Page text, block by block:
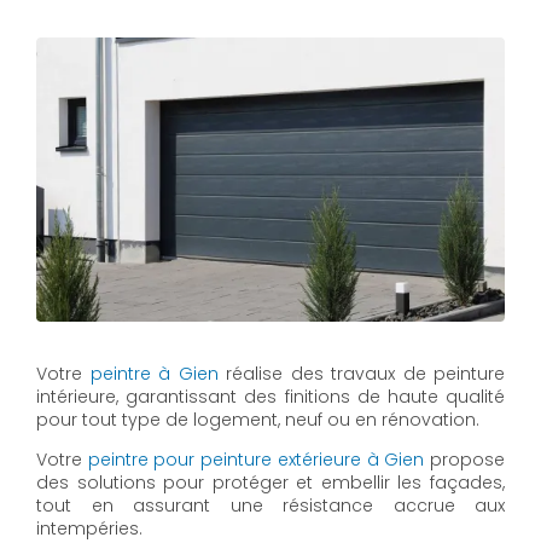
Votre peintre à Gien réalise des travaux de peinture
intérieure, garantissant des finitions de haute qualité
pour tout type de logement, neuf ou en rénovation.
Votre peintre pour peinture extérieure à Gien propose
des solutions pour protéger et embellir les façades,
tout en assurant une résistance accrue aux
intempéries.